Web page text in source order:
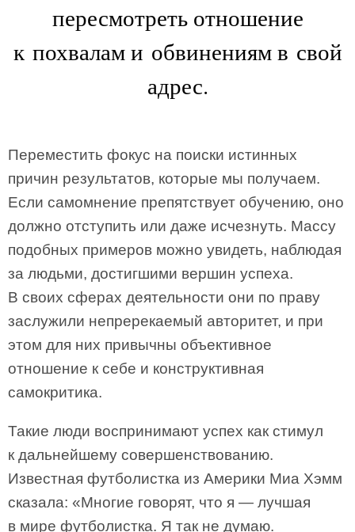
пересмотреть отношение
к похвалам и обвинениям в свой
адрес.
Переместить фокус на поиски истинных
причин результатов, которые мы получаем.
Если самомнение препятствует обучению, оно
должно отступить или даже исчезнуть. Массу
подобных примеров можно увидеть, наблюдая
за людьми, достигшими вершин успеха.
В своих сферах деятельности они по праву
заслужили непререкаемый авторитет, и при
этом для них привычны объективное
отношение к себе и конструктивная
самокритика.
Такие люди воспринимают успех как стимул
к дальнейшему совершенствованию.
Известная футболистка из Америки Миа Хэмм
сказала: «Многие говорят, что я — лучшая
в мире футболистка. Я так не думаю.